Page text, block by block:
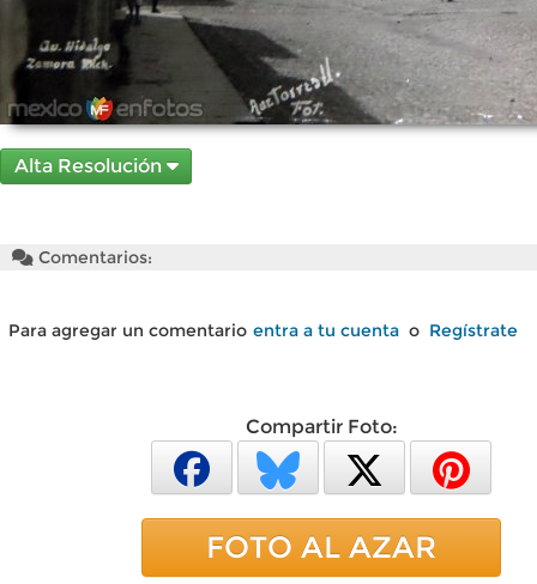
Alta Resolución
Comentarios:
Para agregar un comentario entra a tu cuenta o Regístrate
Compartir Foto:
FOTO AL AZAR